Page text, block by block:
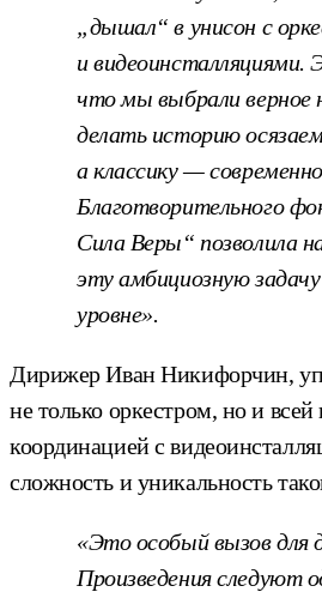
„дышал“ в унисон с
и видеоинсталляциями.
что мы выбрали верное
делать историю
а классику —
Благотворительного
Сила Веры“ позволила
эту амбициозную
уровне».
Дирижер Иван Никифорчин,
не только оркестром, но и
координацией с
сложность и уникальность
«Это особый вызов для
Произведения следуют